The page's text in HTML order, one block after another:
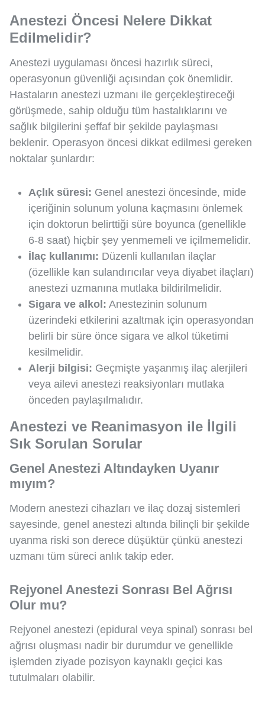
Anestezi Öncesi Nelere Dikkat
Edilmelidir?
Anestezi uygulaması öncesi hazırlık süreci,
operasyonun güvenliği açısından çok önemlidir.
Hastaların anestezi uzmanı ile gerçekleştireceği
görüşmede, sahip olduğu tüm hastalıklarını ve
sağlık bilgilerini şeffaf bir şekilde paylaşması
beklenir. Operasyon öncesi dikkat edilmesi gereken
noktalar şunlardır:
Açlık süresi: Genel anestezi öncesinde, mide
içeriğinin solunum yoluna kaçmasını önlemek
için doktorun belirttiği süre boyunca (genellikle
6-8 saat) hiçbir şey yenmemeli ve içilmemelidir.
İlaç kullanımı: Düzenli kullanılan ilaçlar
(özellikle kan sulandırıcılar veya diyabet ilaçları)
anestezi uzmanına mutlaka bildirilmelidir.
Sigara ve alkol: Anestezinin solunum
üzerindeki etkilerini azaltmak için operasyondan
belirli bir süre önce sigara ve alkol tüketimi
kesilmelidir.
Alerji bilgisi: Geçmişte yaşanmış ilaç alerjileri
veya ailevi anestezi reaksiyonları mutlaka
önceden paylaşılmalıdır.
Anestezi ve Reanimasyon ile İlgili
Sık Sorulan Sorular
Genel Anestezi Altındayken Uyanır
mıyım?
Modern anestezi cihazları ve ilaç dozaj sistemleri
sayesinde, genel anestezi altında bilinçli bir şekilde
uyanma riski son derece düşüktür çünkü anestezi
uzmanı tüm süreci anlık takip eder.
Rejyonel Anestezi Sonrası Bel Ağrısı
Olur mu?
Rejyonel anestezi (epidural veya spinal) sonrası bel
ağrısı oluşması nadir bir durumdur ve genellikle
işlemden ziyade pozisyon kaynaklı geçici kas
tutulmaları olabilir.